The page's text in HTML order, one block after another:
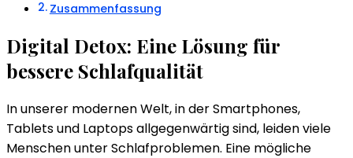
Zusammenfassung
Digital Detox: Eine Lösung für
bessere Schlafqualität
In unserer modernen Welt, in der Smartphones,
Tablets und Laptops allgegenwärtig sind, leiden viele
Menschen unter Schlafproblemen. Eine mögliche